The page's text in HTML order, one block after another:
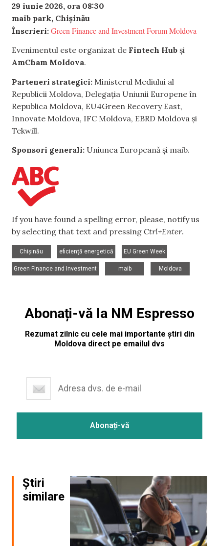
29 iunie 2026, ora 08:30
maib park, Chișinău
Înscrieri: Green Finance and Investment Forum Moldova
Evenimentul este organizat de Fintech Hub și
AmCham Moldova.
Parteneri strategici: Ministerul Mediului al
Republicii Moldova, Delegația Uniunii Europene în
Republica Moldova, EU4Green Recovery East,
Innovate Moldova, IFC Moldova, EBRD Moldova și
Tekwill.
Sponsori generali: Uniunea Europeană și maib.
If you have found a spelling error, please, notify us
by selecting that text and pressing Ctrl+Enter.
Chișinău
eficiență energetică
EU Green Week
Green Finance and Investment
maib
Moldova
Abonați-vă la NM Espresso
Rezumat zilnic cu cele mai importante știri din
Moldova direct pe emailul dvs
Știri
similare